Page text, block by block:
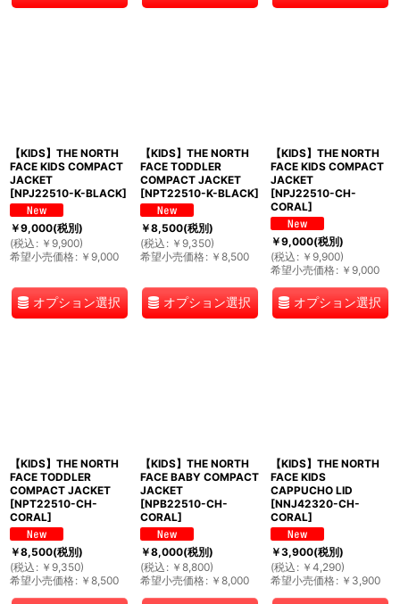
【KIDS】THE NORTH
FACE KIDS COMPACT
JACKET
[NPJ22510-K-BLACK]
￥9,000(税別)
(税込 : ￥ 9,900)
希望小売価格: ￥ 9,000
オプション選択
【KIDS】THE NORTH
FACE TODDLER
COMPACT JACKET
[NPT22510-K-BLACK]
￥8,500(税別)
(税込 : ￥ 9,350)
希望小売価格: ￥ 8,500
オプション選択
【KIDS】THE NORTH
FACE KIDS COMPACT
JACKET
[NPJ22510-CH-
CORAL]
￥9,000(税別)
(税込 : ￥ 9,900)
希望小売価格: ￥ 9,000
オプション選択
【KIDS】THE NORTH
FACE TODDLER
COMPACT JACKET
[NPT22510-CH-
CORAL]
￥8,500(税別)
(税込 : ￥ 9,350)
希望小売価格: ￥ 8,500
【KIDS】THE NORTH
FACE BABY COMPACT
JACKET
[NPB22510-CH-
CORAL]
￥8,000(税別)
(税込 : ￥ 8,800)
希望小売価格: ￥ 8,000
【KIDS】THE NORTH
FACE KIDS
CAPPUCHO LID
[NNJ42320-CH-
CORAL]
￥3,900(税別)
(税込 : ￥ 4,290)
希望小売価格: ￥ 3,900